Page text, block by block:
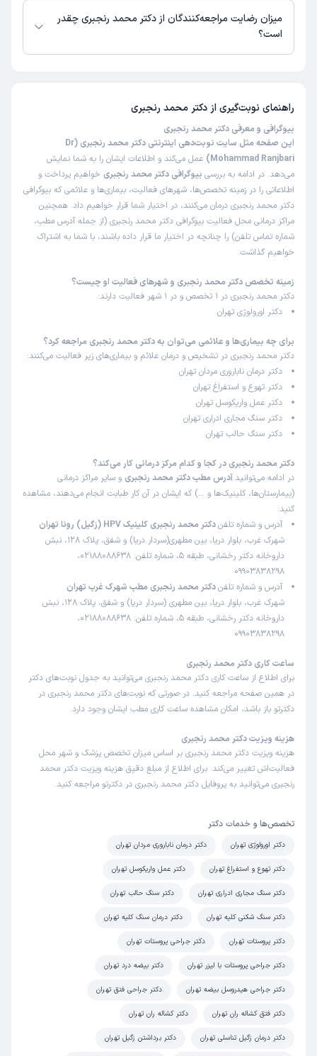
این پزشک را پیشنهاد میکنم
زمان انتظار: 0-15 دقیقه
کاربر دکترتو
این پزشک را پیشنهاد میکنم
زمان انتظار:0-15 دقیقه
ایشان پزشکی حاذق و متخصص و در عین حال بسیار فروتن و
مهربان هستند معاینه دقیق و تشخیص بسیار عالی دارند
علت مراجعه: خال پوستی
رضا
نوبت مطب از دکترتو
زمان انتظار: بیش از 90 دقیقه
دکتر بسیار کاردان و کار بلد و بسیار خوش برخورد . منشی هم
خوش اخلاق و صبور و با حوصله بودند
علت مراجعه: جراحی سرطان پروستات، کلیه یا مثانه
کاربر دکترتو
این پزشک را پیشنهاد میکنم
همه از ازلحظه ورود،منشی ،پزشک ....همه چیز بسیار بسیار عالی
بود،رضایت کامل دارم.
علت مراجعه: درمان سنگ کلیه و مجاری ادراری
کاربر دکترتو
این پزشک را پیشنهاد میکنم
زمان انتظار:
دکتر بسیار خوش برخورد صبور و حاذق منشی هم مودب و
علت مراجعه: جراحی سرطان پروستات، کلیه یا مثانه
دوست داشتنی هستن که با یک جلسه مشکل رو برطرف کردن از
ایشان بسیار سپاسگزارم خدا سلامتی بده دکتر رنجبری عزیز
علت مراجعه: زگیل تناسلی
کاربر دکترتو
زمان انتظار:45-90 دقیقه
میزان رضایت مراجعه‌کنندگان از دکتر محمد رنجبری چقدر
است؟
راهنمای نوبت‌گیری از دکتر محمد رنجبری
بیوگرافی و معرفی دکتر محمد رنجبری
این صفحه مثل سایت نوبت‌دهی اینترنتی دکتر محمد رنجبری (Dr
Mohammad Ranjbari)
عمل می‌کند و اطلاعات ایشان را به شما نمایش
می‌دهد. در ادامه به بررسی بیوگرافی دکتر محمد رنجبری خواهیم پرداخت و
اطلاعاتی را در زمینه تخصص‌ها، شهرهای فعالیت، بیماری‌ها و علائمی که بیوگرافی
دکتر محمد رنجبری درمان می‌کنند، در اختیار شما قرار خواهیم داد. همچنین
مراکز درمانی محل فعالیت بیوگرافی دکتر محمد رنجبری (از جمله آدرس مطب،
شماره تماس تلفن) را چنانچه در اختیار ما قرار داده باشند، با شما به اشتراک
خواهیم گذاشت.
زمینه تخصص دکتر محمد رنجبری و شهرهای فعالیت او چیست؟
دکتر محمد رنجبری در 1 تخصص و در 1 شهر فعالیت دارند:
دکتر اورولوژی تهران
برای چه بیماری‌ها و علائمی می‌توان به دکتر محمد رنجبری مراجعه کرد؟
دکتر محمد رنجبری در تشخیص و درمان علائم و بیماری‌های زیر فعالیت می‌کنند:
دکتر درمان ناباروری مردان تهران
دکتر تهوع و استفراغ تهران
دکتر عمل واریکوسل تهران
دکتر سنگ مجاری ادراری تهران
دکتر سنگ حالب تهران
دکتر محمد رنجبری در کجا و کدام مرکز درمانی کار می‌کند؟
در ادامه می‌توانید آدرس مطب دکتر محمد رنجبری و سایر مراکز درمانی
(بیمارستان‌ها، کلینیک‌ها و …) که ایشان در آن کار طبابت انجام می‌دهند، مشاهده
کنید:
آدرس و شماره تلفندکتر محمد رنجبری کلینیک HPV (زگیل) رونا تهران
شهرک غرب، بلوار دریا، بین مطهری(سردار دریا) و شفق، پلاک 128، نبش
داروخانه دکتر رخشانی، طبقه 5، شماره تلفن: 02188088638،
09903838298
آدرس و شماره تلفندکتر محمد رنجبری مطب شهرک غرب تهران
شهرک غرب، بلوار دریا، بین مطهری (سردار دریا) و شفق، پلاک 128، نبش
داروخانه دکتر رخشانی، طبقه 5، شماره تلفن: 02188088638،
09903838298
ساعت کاری دکتر محمد رنجبری
برای اطلاع از ساعت کاری دکتر محمد رنجبری می‌توانید به جدول نوبت‌های دکتر
در همین صفحه مراجعه کنید. در صورتی که نوبت‌های دکتر محمد رنجبری در
دکترتو باز باشد، امکان مشاهده ساعت کاری مطب ایشان وجود دارد.
هزینه ویزیت دکتر محمد رنجبری
هزینه ویزیت دکتر محمد رنجبری بر اساس میزان تخصص پزشک و شهر محل
فعالیت‌اش تغییر می‌کند. برای اطلاع از مبلغ دقیق هزینه ویزیت دکتر محمد
رنجبری می‌توانید به پروفایل دکتر محمد رنجبری در دکترتو مراجعه کنید.
تخصص‌ها و خدمات دکتر
دکتر اورولوژی تهران دکتر درمان ناباروری مردان تهران
دکتر تهوع و استفراغ تهران دکتر عمل واریکوسل تهران
دکتر سنگ مجاری ادراری تهران دکتر سنگ حالب تهران
دکتر سنگ شکنی کلیه تهران دکتر درمان سنگ کلیه تهران
دکتر پروستات تهران دکتر جراحی پروستات تهران
دکتر جراحی پروستات با لیزر تهران دکتر بیضه درد تهران
دکتر جراحی هیدروسل بیضه تهران دکتر جراحی فتق تهران
دکتر فتق کشاله ران تهران دکتر کشاله ران تهران
دکتر درمان زگیل تناسلی تهران دکتر برداشتن زگیل تهران